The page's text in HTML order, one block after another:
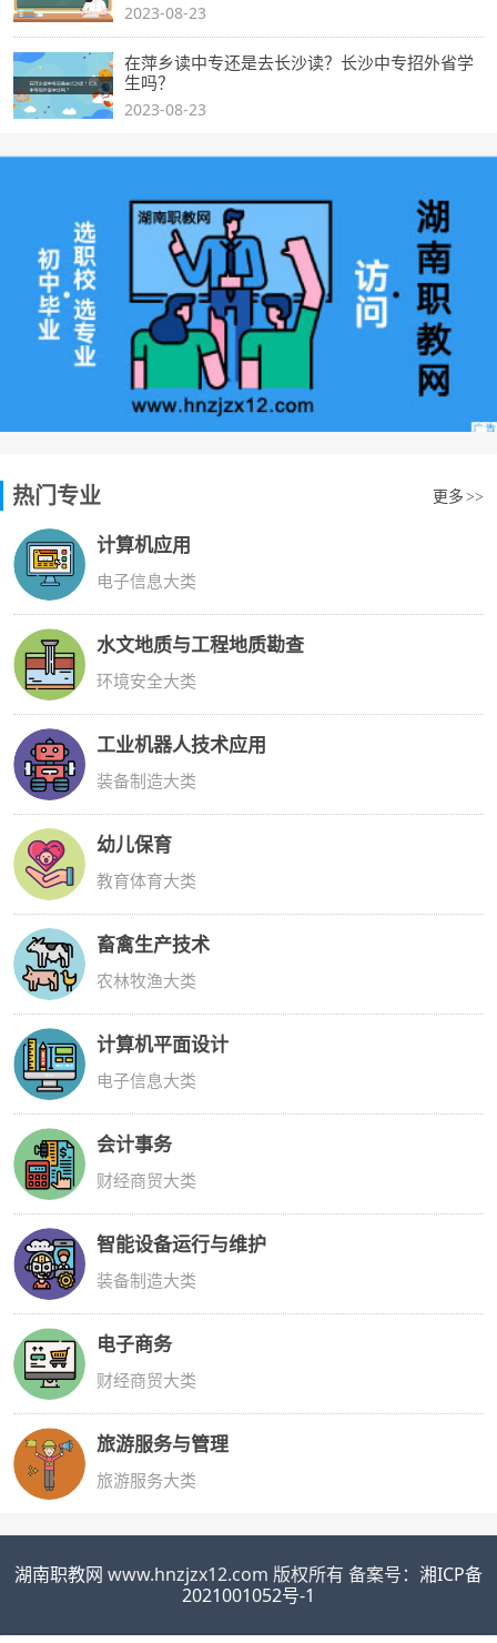
2023-08-23
在萍乡读中专还是去长沙读？长沙中专招外省学
生吗？
2023-08-23
热门专业 更多 >>
计算机应用
电子信息大类
水文地质与工程地质勘查
环境安全大类
工业机器人技术应用
装备制造大类
幼儿保育
教育体育大类
畜禽生产技术
农林牧渔大类
计算机平面设计
电子信息大类
会计事务
财经商贸大类
智能设备运行与维护
装备制造大类
电子商务
财经商贸大类
旅游服务与管理
旅游服务大类
湖南职教网 www.hnzjzx12.com 版权所有 备案号： 湘ICP备
2021001052号-1